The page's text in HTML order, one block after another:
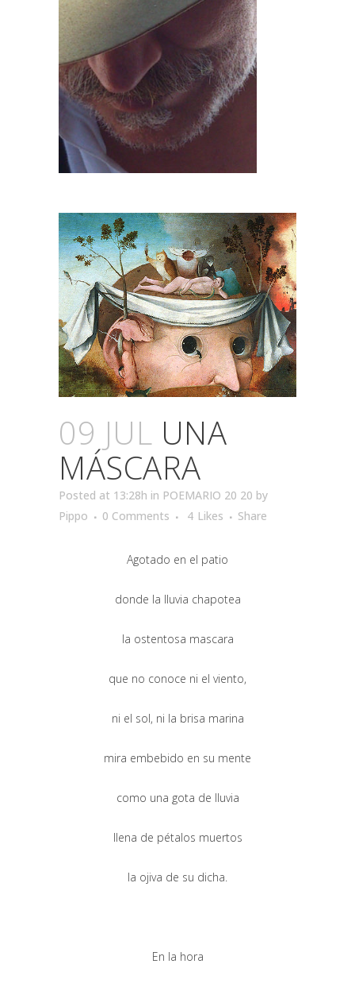
09 JUL UNA
MÁSCARA
Posted at 13:28h in POEMARIO 20 20 by
Pippo
0 Comments 4 Likes Share
Agotado en el patio
donde la lluvia chapotea
la ostentosa mascara
que no conoce ni el viento,
ni el sol, ni la brisa marina
mira embebido en su mente
como una gota de lluvia
llena de pétalos muertos
la ojiva de su dicha.
En la hora